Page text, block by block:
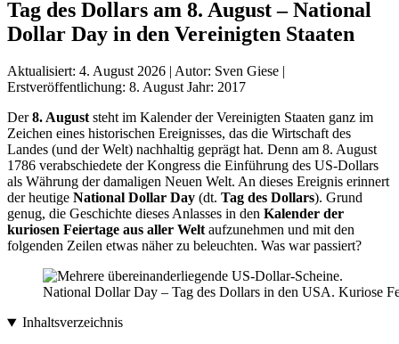
Tag des Dollars am 8. August – National
Dollar Day in den Vereinigten Staaten
Aktualisiert: 4. August 2026 Autor: Sven Giese
Erstveröffentlichung: 8. AugustJahr: 2017
Der8. Auguststeht im Kalender der Vereinigten Staaten ganz im
Zeichen eines historischen Ereignisses, das die Wirtschaft des
Landes (und der Welt) nachhaltig geprägt hat. Denn am 8. August
1786 verabschiedete der Kongress die Einführung des US-Dollars
als Währung der damaligen Neuen Welt. An dieses Ereignis erinnert
der heutige National Dollar Day (dt. Tag des Dollars). Grund
genug, die Geschichte dieses Anlasses in den Kalender der
kuriosen Feiertage aus aller Weltaufzunehmen und mit den
folgenden Zeilen etwas näher zu beleuchten. Was war passiert?
National Dollar Day – Tag des Dollars in den USA. Kuriose
Inhaltsverzeichnis